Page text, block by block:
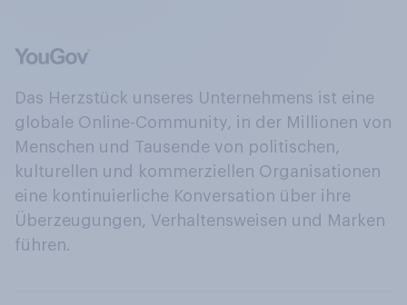
Das Herzstück unseres Unternehmens ist eine
globale Online-Community, in der Millionen von
Menschen und Tausende von politischen,
kulturellen und kommerziellen Organisationen
eine kontinuierliche Konversation über ihre
Überzeugungen, Verhaltensweisen und Marken
führen.